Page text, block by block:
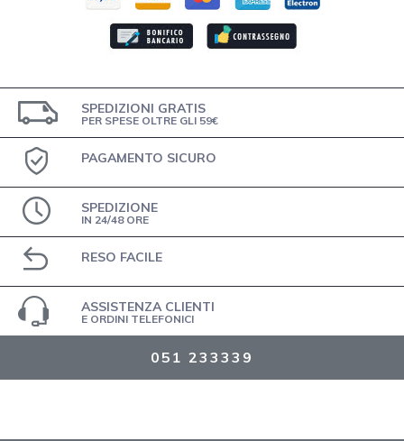
SPEDIZIONI GRATIS
PER SPESE OLTRE GLI 59€
PAGAMENTO SICURO
SPEDIZIONE
IN 24/48 ORE
RESO FACILE
ASSISTENZA CLIENTI
E ORDINI TELEFONICI
051 233339